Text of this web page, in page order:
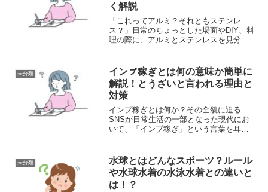
く解説
「これってアルミ？それともステンレ
ス？」日常のちょっとした場面やDIY、料
理の際に、アルミとステンレスを見分け
いこともしばしば。この記事では、簡単
にできる識別方法と、そ...
未分類
インㇷ゚稼ぎとは何の意味か簡単に
解説！とうざいと言われる理由と
対策
インプ稼ぎとは何か？その全貌に迫る
SNSが日常生活の一部となった現代にお
いて、「インプ稼ぎ」という言葉を耳に
指すこの言葉は、個人から企業まで、
SNSを活用する多くの人々...
未分類
水球とはどんなスポーツ？ルール
や水球水着の水泳水着との違いと
は！？